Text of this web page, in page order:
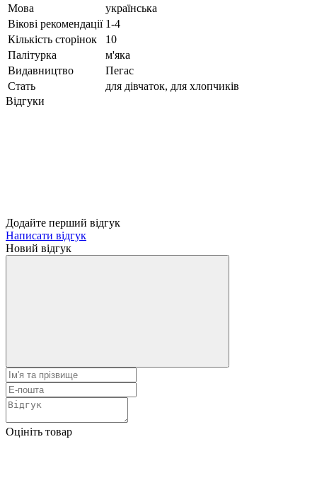
Мова
українська
Вікові рекомендації 1-4
Кількість сторінок
10
Палітурка
м'яка
Видавництво
Пегас
Стать
для дівчаток, для хлопчиків
Відгуки
Додайте перший відгук
Написати відгук
Новий відгук
Оцініть товар